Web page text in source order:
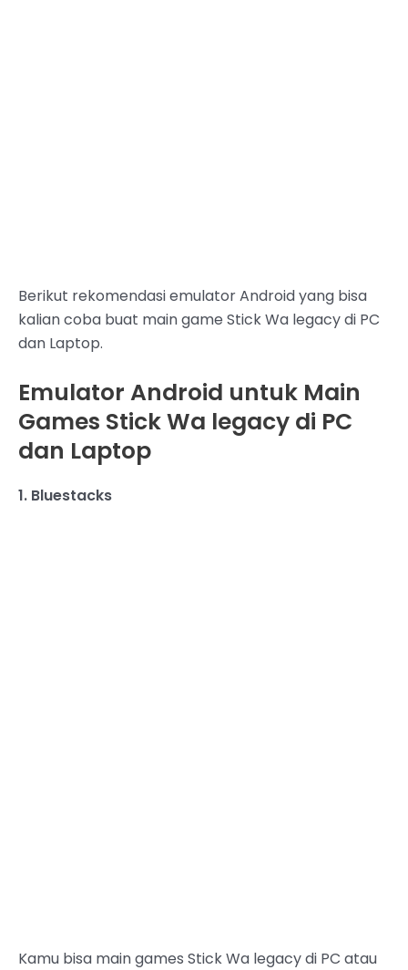
Berikut rekomendasi emulator Android yang bisa
kalian coba buat main game Stick Wa legacy di PC
dan Laptop.
Emulator Android untuk Main
Games Stick Wa legacy di PC
dan Laptop
1. Bluestacks
Kamu bisa main games Stick Wa legacy di PC atau